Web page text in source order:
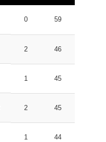
0 59
2 46
1 45
2 45
1 44